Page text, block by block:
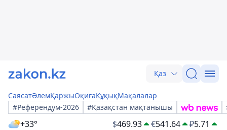
Қаз
СаясатӘлемҚаржыОқиғаҚұқықМақалалар
#Референдум-2026
#Қазақстан мақтанышы
+33° $469.93 €541.64 ₽5.71